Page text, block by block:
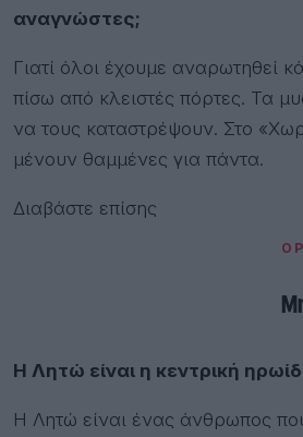
αναγνώστες;
Γιατί όλοι έχουμε αναρωτηθεί
πίσω από κλειστές πόρτες. Τα
να τους καταστρέψουν. Στο
μένουν θαμμένες για πάντα.
Διαβάστε επίσης
Η Λητώ είναι η κεντρική
Η Λητώ είναι ένας άνθρωπος